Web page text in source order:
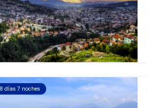
8 días 7 noches